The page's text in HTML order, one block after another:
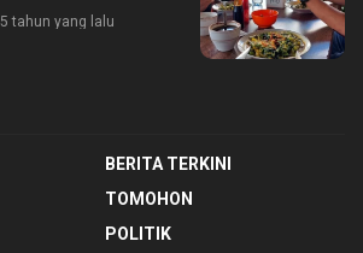
5 tahun yang lalu
BERITA TERKINI
TOMOHON
POLITIK